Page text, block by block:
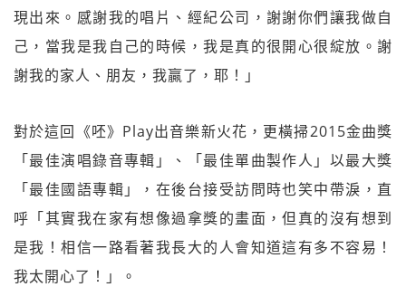
現出來。感謝我的唱片、經紀公司，謝謝你們讓我做自
己，當我是我自己的時候，我是真的很開心很綻放。謝
謝我的家人、朋友，我贏了，耶！」
對於這回《呸》Play出音樂新火花，更橫掃2015金曲獎
「最佳演唱錄音專輯」、「最佳單曲製作人」以最大獎
「最佳國語專輯」，在後台接受訪問時也笑中帶淚，直
呼「其實我在家有想像過拿獎的畫面，但真的沒有想到
是我！相信一路看著我長大的人會知道這有多不容易！
我太開心了！」。